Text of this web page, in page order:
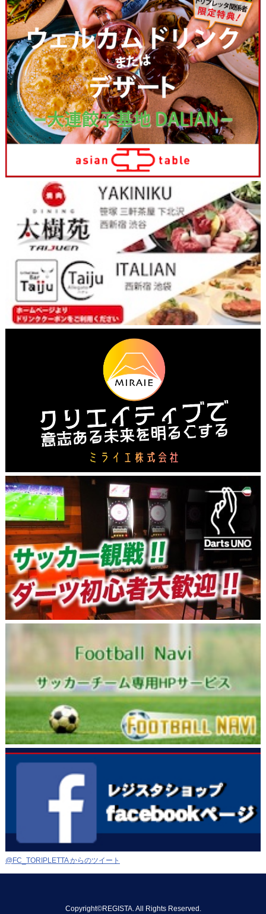
@FC_TORIPLETTA からのツイート
Copyright©REGISTA. All Rights Reserved.